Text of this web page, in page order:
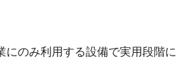
にのみ利用する設備で実用段階に